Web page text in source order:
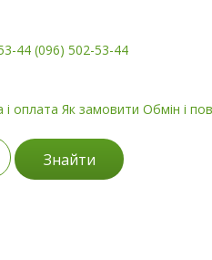
44 (096) 502-53-44
і оплата Як замовити Обмін і
Знайти